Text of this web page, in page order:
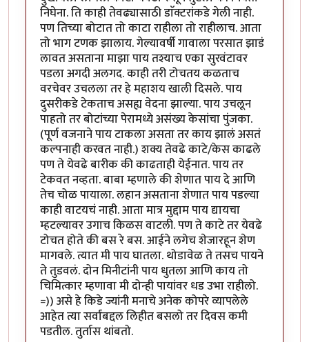
निघेना. ति काही तेवढ्यासाठी डाॅक्टरांकडे गेली नाही.
पण तिच्या बोटात तो काटा राहीला तो राहीलाच. आता
तो भाग टणक झालाय. गेल्यावर्षी गावाला परसात झाडं
लावत असताना माझा पाय तश्याच एका सुरवंटावर
पडला अगदी अलगद. काही तरी टोचतय कळताच
वरचेवर उचलला तर हे महाशय खाली दिसले. पाय
दुसरीकडे टेकताच असह्य वेदना झाल्या. पाय उचलून
पाहतो तर बोटांच्या पेरामध्ये असंख्य केसांचा पुंजका.
(पूर्ण वजनाने पाय टाकला असता तर काय झालं असतं
कल्पनाही करवत नाही.) शक्य तेवढे काटे/केस काढले
पण ते येवढे बारीक की काढताही येईनात. पाय तर
टेकवत नव्हता. बाबा म्हणाले की शेणात पाय दे आणि
तेच चोळ पायाला. लहान असताना शेणात पाय पडल्या
काही वाटयचं नाही. आता मात्र मुद्दाम पाय द्यायचा
म्हटल्यावर उगाच किळस वाटली. पण ते काटे तर येवढे
टोचत होते की बस रे बस. आईने लगेच शेजारहून शेण
मागवले. त्यात मी पाय घातला. थोडावेळ ते तसच पायने
ते तुडवलं. दोन मिनीटांनी पाय धुतला आणि काय तो
चिमित्कार म्हणावा मी दोन्ही पायांवर धड उभा राहीलो.
=)) असे हे किडे ज्यांनी मनाचे अनेक कोपरे व्यापलेले
आहेत त्या सर्वांबद्दल लिहीत बसलो तर दिवस कमी
पडतील. तुर्तास थांबतो.